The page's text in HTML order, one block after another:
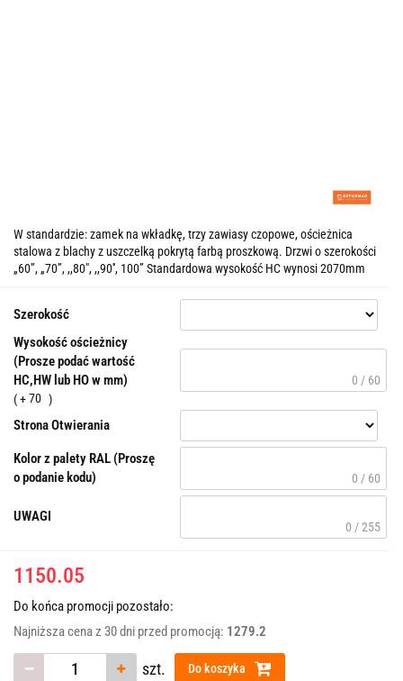
W standardzie: zamek na wkładkę, trzy zawiasy czopowe, ościeżnica
stalowa z blachy z uszczelką pokrytą farbą proszkową. Drzwi o szerokości
„60”, „70”, ,,80", ,,90'', 100” Standardowa wysokość HC wynosi 2070mm
Szerokość
Wysokość ościeżnicy
(Prosze podać wartość
HC,HW lub HO w mm)
70
0 / 60
Strona Otwierania
Kolor z palety RAL (Proszę
o podanie kodu)
0 / 60
UWAGI
0 / 255
1150.05
Do końca promocji pozostało:
Najniższa cena z 30 dni przed promocją: 1279.2
szt. Do koszyka